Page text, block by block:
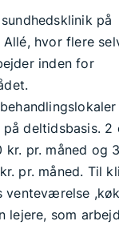
på
Allé, hvor flere
inden for
deltidsbasis. 2
kr. pr. måned og
pr. måned. Til
lejere, som